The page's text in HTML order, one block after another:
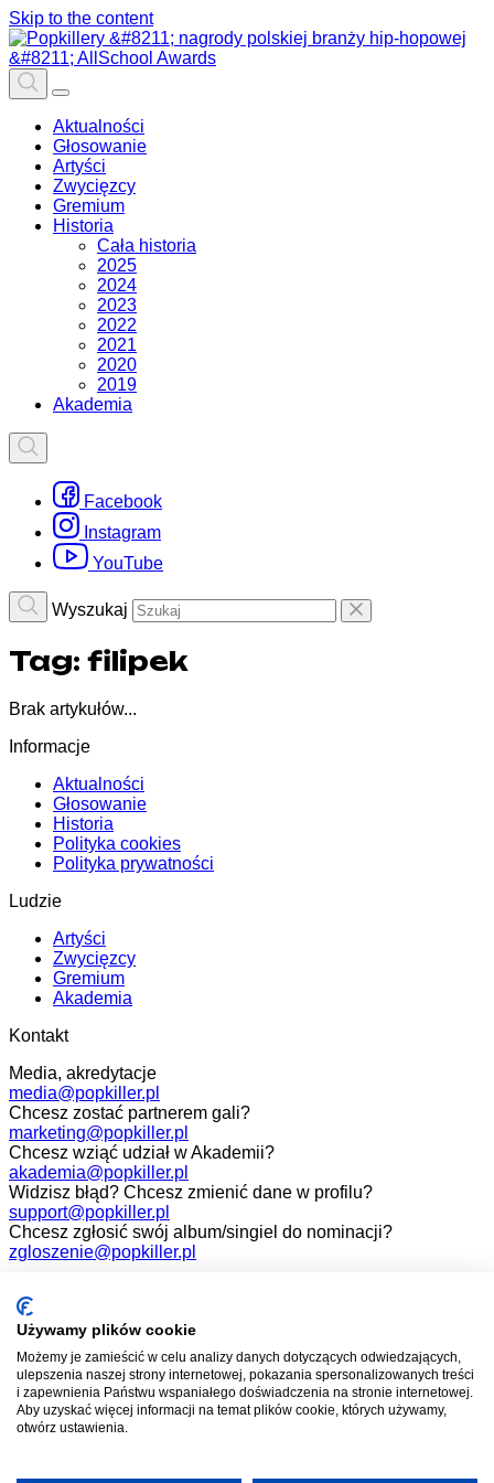
Skip to the content
Aktualności
Głosowanie
Artyści
Zwycięzcy
Gremium
Historia
Cała historia
2025
2024
2023
2022
2021
2020
2019
Akademia
Facebook
Instagram
YouTube
Wyszukaj
Tag: filipek
Brak artykułów...
Informacje
Aktualności
Głosowanie
Historia
Polityka cookies
Polityka prywatności
Ludzie
Artyści
Zwycięzcy
Gremium
Akademia
Kontakt
Media, akredytacje
media@popkiller.pl
Chcesz zostać partnerem gali?
marketing@popkiller.pl
Chcesz wziąć udział w Akademii?
akademia@popkiller.pl
Widzisz błąd? Chcesz zmienić dane w profilu?
support@popkiller.pl
Chcesz zgłosić swój album/singiel do nominacji?
zgloszenie@popkiller.pl
Instagram
YouTube
Używamy plików cookie
Możemy je zamieścić w celu analizy danych dotyczących odwiedzających,
ulepszenia naszej strony internetowej, pokazania spersonalizowanych treści
i zapewnienia Państwu wspaniałego doświadczenia na stronie internetowej.
Aby uzyskać więcej informacji na temat plików cookie, których używamy,
otwórz ustawienia.